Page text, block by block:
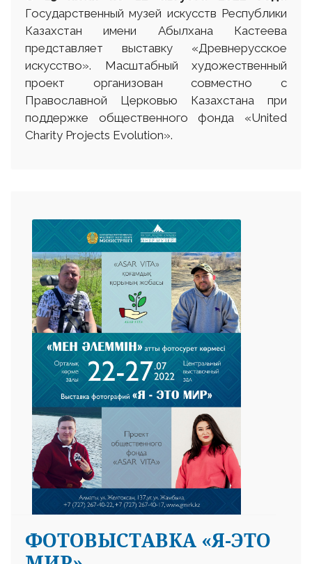
Государственный музей искусств Республики
Казахстан имени Абылхана Кастеева
представляет выставку «Древнерусское
искусство». Масштабный художественный
проект организован совместно с
Православной Церковью Казахстана при
поддержке общественного фонда «United
Charity Projects Evolution».
ФОТОВЫСТАВКА «Я-ЭТО